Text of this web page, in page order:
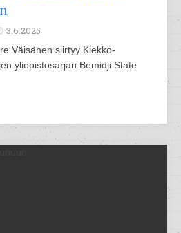
3.6.2025
Väisänen siirtyy Kiekko-
yliopistosarjan Bemidji State